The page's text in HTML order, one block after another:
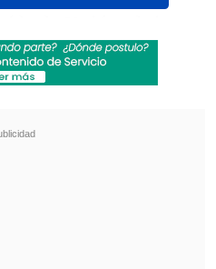
de Américo.
juicio por muerte de